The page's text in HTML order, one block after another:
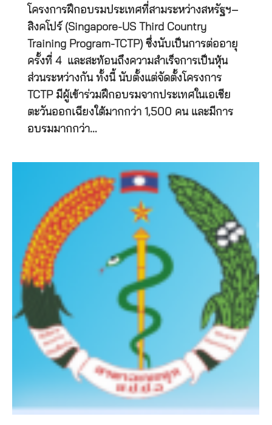
โครงการฝึกอบรมประเทศที่สามระหว่างสหรัฐฯ–
สิงคโปร์ (Singapore-US Third Country
Training Program-TCTP) ซึ่งนับเป็นการต่ออายุ
ครั้งที่ 4 และสะท้อนถึงความสำเร็จการเป็นหุ้น
ส่วนระหว่างกัน ทั้งนี้ นับตั้งแต่จัดตั้งโครงการ
TCTP มีผู้เข้าร่วมฝึกอบรมจากประเทศในเอเชีย
ตะวันออกเฉียงใต้มากกว่า 1,500 คน และมีการ
อบรมมากกว่า…